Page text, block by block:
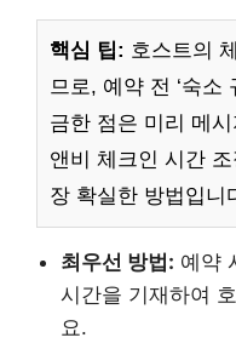
핵심 팁: 호스트의
므로, 예약 전 ‘숙소
금한 점은 미리 메
앤비 체크인 시간
장 확실한 방법입니
최우선 방법: 예약
시간을 기재하여
요.